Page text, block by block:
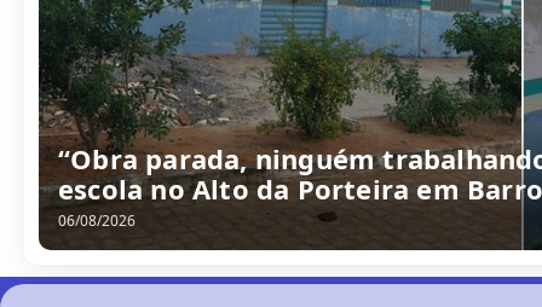
“Obra parada, ninguém
escola no Alto da Porteira em
06/08/2026